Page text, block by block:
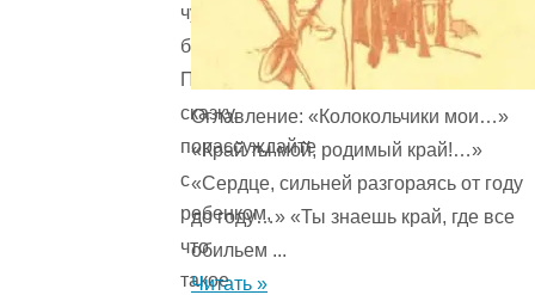
чужой
беде…
Прочитав
сказку,
порассуждайте
с
ребенком,
что
такое
Оглавление: «Колокольчики мои…»
«Край ты мой, родимый край!…»
«Сердце, сильней разгораясь от году
до году…» «Ты знаешь край, где все
обильем ...
Читать »